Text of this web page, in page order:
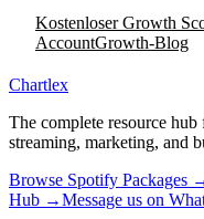
Kostenloser Growth
AccountGrowth-Blog
Chartlex
The complete resource
streaming, marketing, and
Browse Spotify Packages
Hub →Message us on